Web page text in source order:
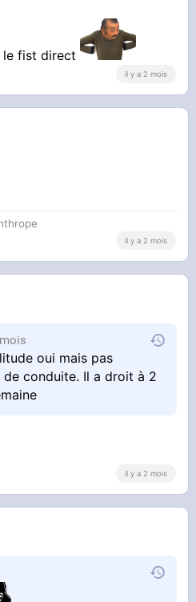
le fist direct
il y a 2 mois
il y a 2 mois
oui mais pas
conduite. Il a droit à 2
il y a 2 mois